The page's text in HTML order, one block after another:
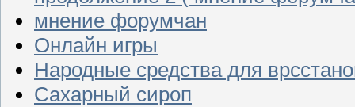
мнение форумчан
Онлайн игры
Народные средства для
Сахарный сироп